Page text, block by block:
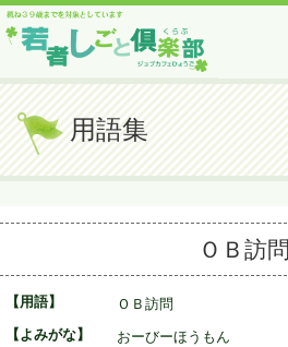
用語集
ＯＢ訪問
【用語】
ＯＢ訪問
【よみがな】
おーびーほうもん